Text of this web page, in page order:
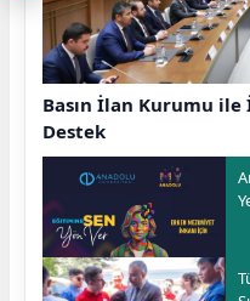
Basın İlan Kurumu ile
Destek